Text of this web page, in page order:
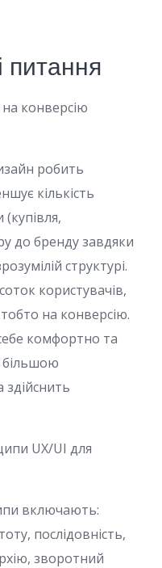
конверсію
робить
кількість
до бренду завдяки
структурі.
користувачів,
на конверсію.
комфортно та
більшою
UX/UI для
включають:
послідовність,
зворотний